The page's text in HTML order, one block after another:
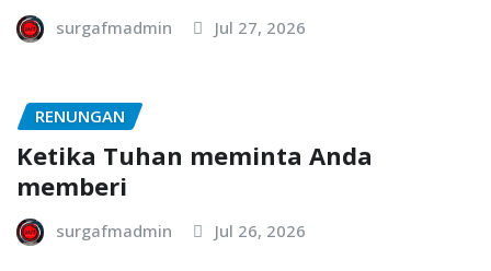
surgafmadmin Jul 27, 2026
RENUNGAN
Ketika Tuhan meminta Anda
memberi
surgafmadmin Jul 26, 2026